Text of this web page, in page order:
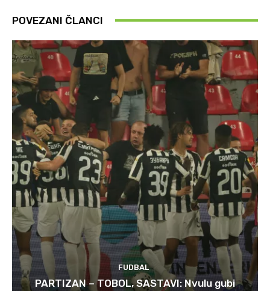
POVEZANI ČLANCI
FUDBAL
PARTIZAN – TOBOL, SASTAVI: Nvulu gubi